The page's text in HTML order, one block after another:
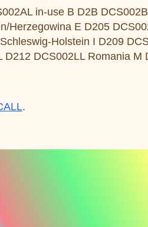
in-use B D2B
Herzegowina E D205
Holstein I D209
D212 DCS002LL Romania
.